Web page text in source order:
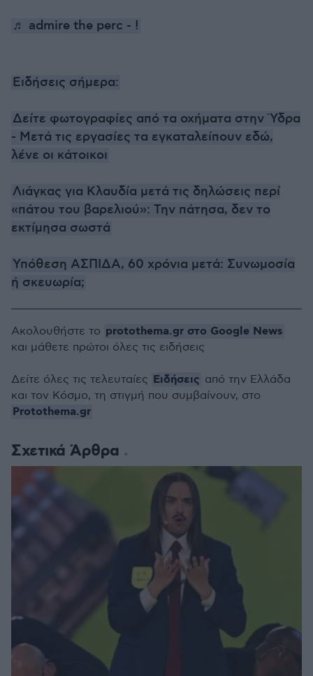
♬ admire the perc - !
Ειδήσεις σήμερα:
Δείτε φωτογραφίες από τα οχήματα στην Ύδρα
- Μετά τις εργασίες τα εγκαταλείπουν εδώ,
λένε οι κάτοικοι
Λιάγκας για Κλαυδία μετά τις δηλώσεις περί
«πάτου του βαρελιού»: Την πάτησα, δεν το
εκτίμησα σωστά
Υπόθεση ΑΣΠΙΔΑ, 60 χρόνια μετά: Συνωμοσία
ή σκευωρία;
Σχετικά Άρθρα
Ακολουθήστε το protothema.gr στο Google News
και μάθετε πρώτοι όλες τις ειδήσεις
Δείτε όλες τις τελευταίες Ειδήσεις από την Ελλάδα
και τον Κόσμο, τη στιγμή που συμβαίνουν, στο
Protothema.gr